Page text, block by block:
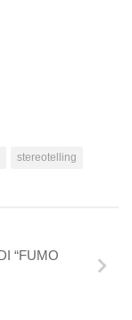
stereotelling
“FUMO